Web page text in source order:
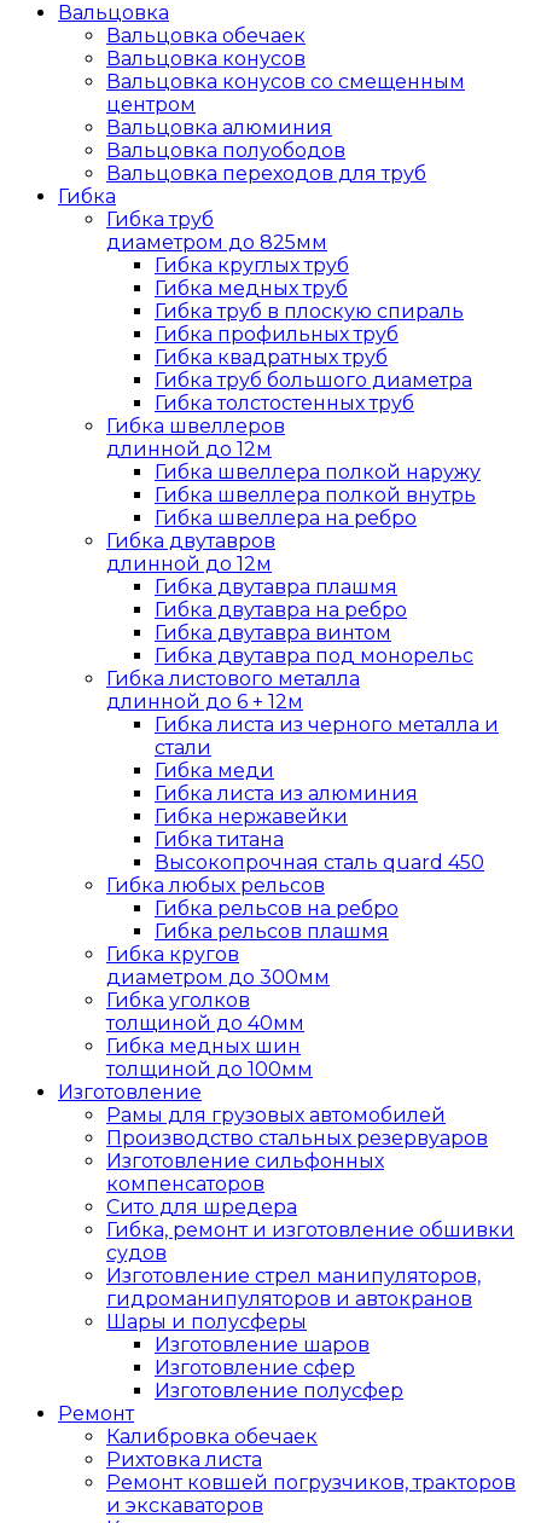
Вальцовка
Вальцовка обечаек
Вальцовка конусов
Вальцовка конусов со смещенным
центром
Вальцовка алюминия
Вальцовка полуободов
Вальцовка переходов для труб
Гибка
Гибка труб
диаметром до 825мм
Гибка круглых труб
Гибка медных труб
Гибка труб в плоскую спираль
Гибка профильных труб
Гибка квадратных труб
Гибка труб большого диаметра
Гибка толстостенных труб
Гибка швеллеров
длинной до 12м
Гибка швеллера полкой наружу
Гибка швеллера полкой внутрь
Гибка швеллера на ребро
Гибка двутавров
длинной до 12м
Гибка двутавра плашмя
Гибка двутавра на ребро
Гибка двутавра винтом
Гибка двутавра под монорельс
Гибка листового металла
длинной до 6 + 12м
Гибка листа из черного металла и
стали
Гибка меди
Гибка листа из алюминия
Гибка нержавейки
Гибка титана
Высокопрочная сталь quard 450
Гибка любых рельсов
Гибка рельсов на ребро
Гибка рельсов плашмя
Гибка кругов
диаметром до 300мм
Гибка уголков
толщиной до 40мм
Гибка медных шин
толщиной до 100мм
Изготовление
Рамы для грузовых автомобилей
Производство стальных резервуаров
Изготовление сильфонных
компенсаторов
Сито для шредера
Гибка, ремонт и изготовление обшивки
судов
Изготовление стрел манипуляторов,
гидроманипуляторов и автокранов
Шары и полусферы
Изготовление шаров
Изготовление сфер
Изготовление полусфер
Ремонт
Калибровка обечаек
Рихтовка листа
Ремонт ковшей погрузчиков, тракторов
и экскаваторов